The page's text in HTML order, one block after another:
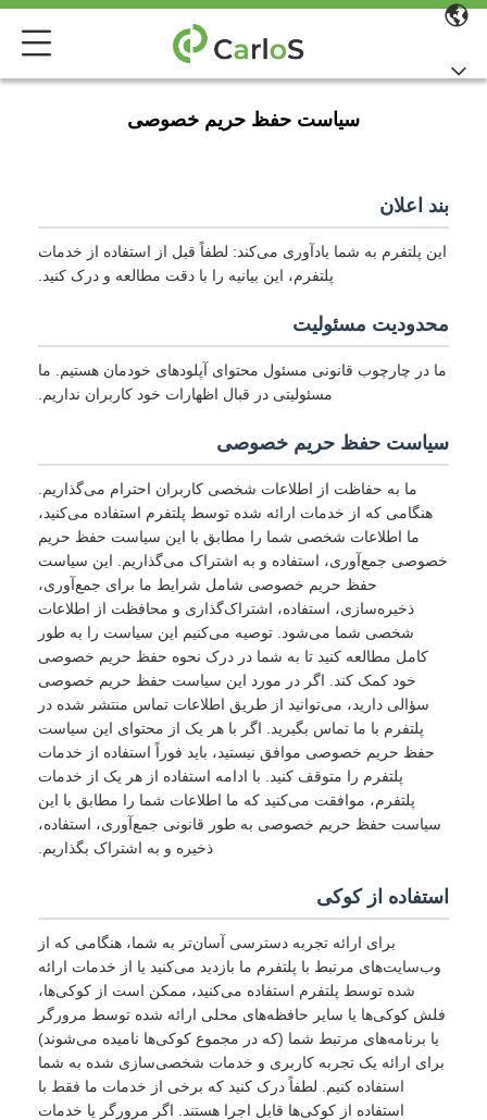
سیاست حفظ حریم خصوصی
بند اعلان
این پلتفرم به شما یادآوری می‌کند: لطفاً قبل از استفاده از خدمات
پلتفرم، این بیانیه را با دقت مطالعه و درک کنید.
محدودیت مسئولیت
ما در چارچوب قانونی مسئول محتوای آپلودهای خودمان هستیم. ما
مسئولیتی در قبال اظهارات خود کاربران نداریم.
سیاست حفظ حریم خصوصی
ما به حفاظت از اطلاعات شخصی کاربران احترام می‌گذاریم.
هنگامی که از خدمات ارائه شده توسط پلتفرم استفاده می‌کنید،
ما اطلاعات شخصی شما را مطابق با این سیاست حفظ حریم
خصوصی جمع‌آوری، استفاده و به اشتراک می‌گذاریم. این سیاست
حفظ حریم خصوصی شامل شرایط ما برای جمع‌آوری،
ذخیره‌سازی، استفاده، اشتراک‌گذاری و محافظت از اطلاعات
شخصی شما می‌شود. توصیه می‌کنیم این سیاست را به طور
کامل مطالعه کنید تا به شما در درک نحوه حفظ حریم خصوصی
خود کمک کند. اگر در مورد این سیاست حفظ حریم خصوصی
سؤالی دارید، می‌توانید از طریق اطلاعات تماس منتشر شده در
پلتفرم با ما تماس بگیرید. اگر با هر یک از محتوای این سیاست
حفظ حریم خصوصی موافق نیستید، باید فوراً استفاده از خدمات
پلتفرم را متوقف کنید. با ادامه استفاده از هر یک از خدمات
پلتفرم، موافقت می‌کنید که ما اطلاعات شما را مطابق با این
سیاست حفظ حریم خصوصی به طور قانونی جمع‌آوری، استفاده،
ذخیره و به اشتراک بگذاریم.
استفاده از کوکی
برای ارائه تجربه دسترسی آسان‌تر به شما، هنگامی که از
وب‌سایت‌های مرتبط با پلتفرم ما بازدید می‌کنید یا از خدمات ارائه
شده توسط پلتفرم استفاده می‌کنید، ممکن است از کوکی‌ها،
فلش کوکی‌ها یا سایر حافظه‌های محلی ارائه شده توسط مرورگر
یا برنامه‌های مرتبط شما (که در مجموع کوکی‌ها نامیده می‌شوند)
برای ارائه یک تجربه کاربری و خدمات شخصی‌سازی شده به شما
استفاده کنیم. لطفاً درک کنید که برخی از خدمات ما فقط با
استفاده از کوکی‌ها قابل اجرا هستند. اگر مرورگر یا خدمات